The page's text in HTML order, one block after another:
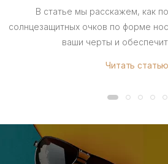
В статье мы расскажем, как
солнцезащитных очков по форме
ваши черты и
Читать статью